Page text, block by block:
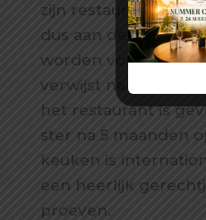
zijn restaurant.
dus aan de 1,5
worden voldaan.”
verwijst naar de
het restaurant is
ster na 5 maanden
keuken is
een heerlijk
proeven.